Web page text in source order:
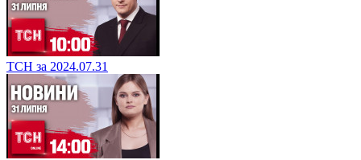
ТСН за 2024.07.31